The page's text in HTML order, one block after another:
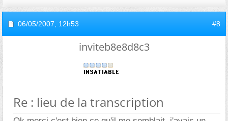
06/05/2007, 12h53 #8
inviteb8e8d8c3
Re : lieu de la transcription